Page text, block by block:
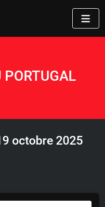
PORTUGAL
octobre 2025